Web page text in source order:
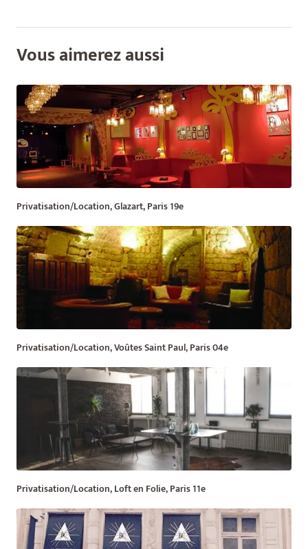
Vous aimerez aussi
Privatisation/Location, Glazart, Paris 19e
Privatisation/Location, Voûtes Saint Paul, Paris 04e
Privatisation/Location, Loft en Folie, Paris 11e